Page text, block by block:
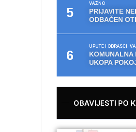
VAŽNO
PRIJAVITE
ODBAČEN
UPUTE I OBRASCI
KOMUNALNA
UKOPA
OBAVIJESTI PO